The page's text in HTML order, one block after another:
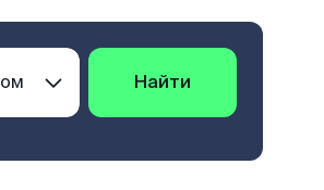
Найти